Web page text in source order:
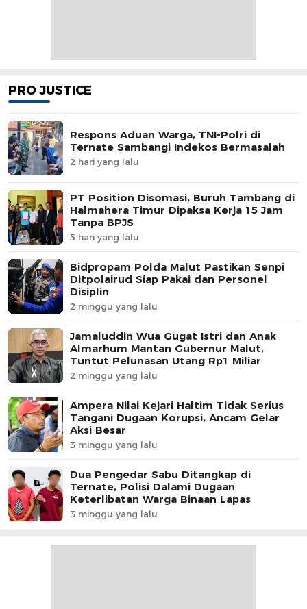
PRO JUSTICE
Respons Aduan Warga, TNI-Polri di
Ternate Sambangi Indekos Bermasalah
2 hari yang lalu
PT Position Disomasi, Buruh Tambang di
Halmahera Timur Dipaksa Kerja 15 Jam
Tanpa BPJS
5 hari yang lalu
Bidpropam Polda Malut Pastikan Senpi
Ditpolairud Siap Pakai dan Personel
Disiplin
2 minggu yang lalu
Jamaluddin Wua Gugat Istri dan Anak
Almarhum Mantan Gubernur Malut,
Tuntut Pelunasan Utang Rp1 Miliar
2 minggu yang lalu
Ampera Nilai Kejari Haltim Tidak Serius
Tangani Dugaan Korupsi, Ancam Gelar
Aksi Besar
3 minggu yang lalu
Dua Pengedar Sabu Ditangkap di
Ternate, Polisi Dalami Dugaan
Keterlibatan Warga Binaan Lapas
3 minggu yang lalu